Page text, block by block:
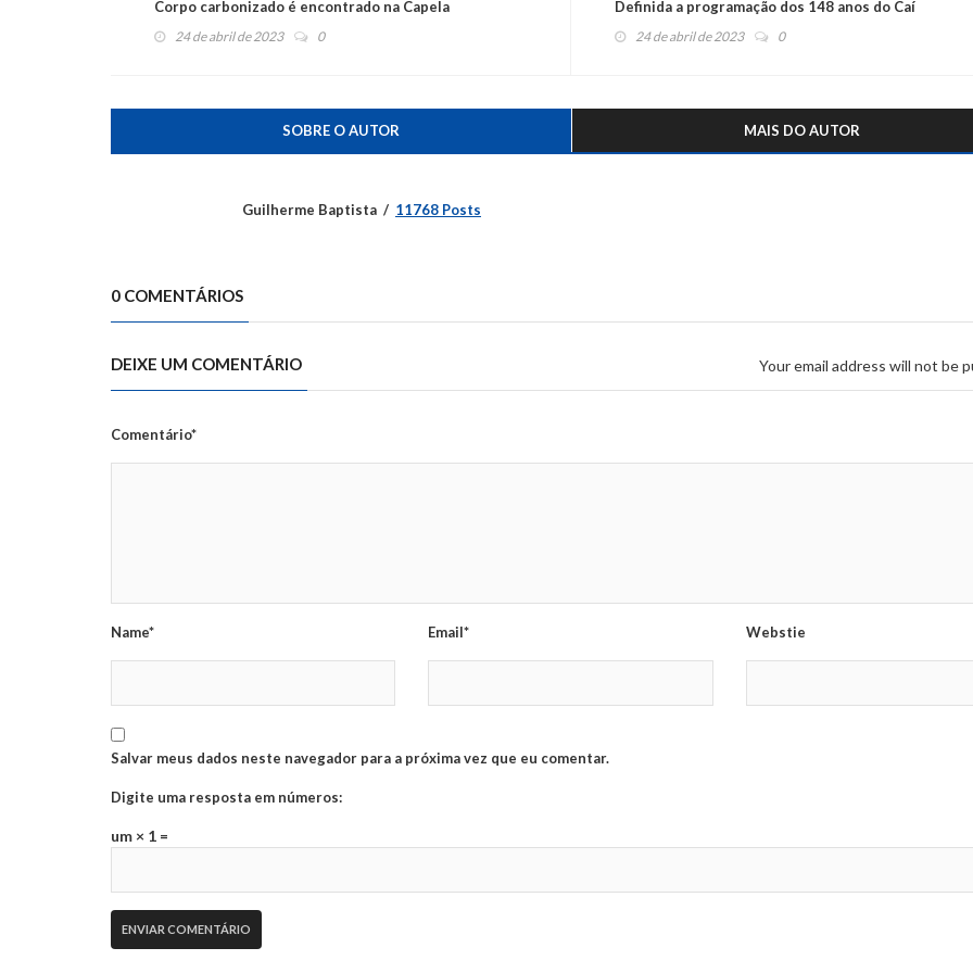
Corpo carbonizado é encontrado na Capela
24 de abril de 2023 0
Definida a programação dos 148 anos do Caí
24 de abril de 2023 0
SOBRE O AUTOR MAIS DO AUTOR
Guilherme Baptista 11768 Posts
0 COMENTÁRIOS
DEIXE UM COMENTÁRIO Your email address will not be
Comentário*
Name* Email* Webstie
Salvar meus dados neste navegador para a próxima vez que eu comentar.
Digite uma resposta em números:
um × 1 =